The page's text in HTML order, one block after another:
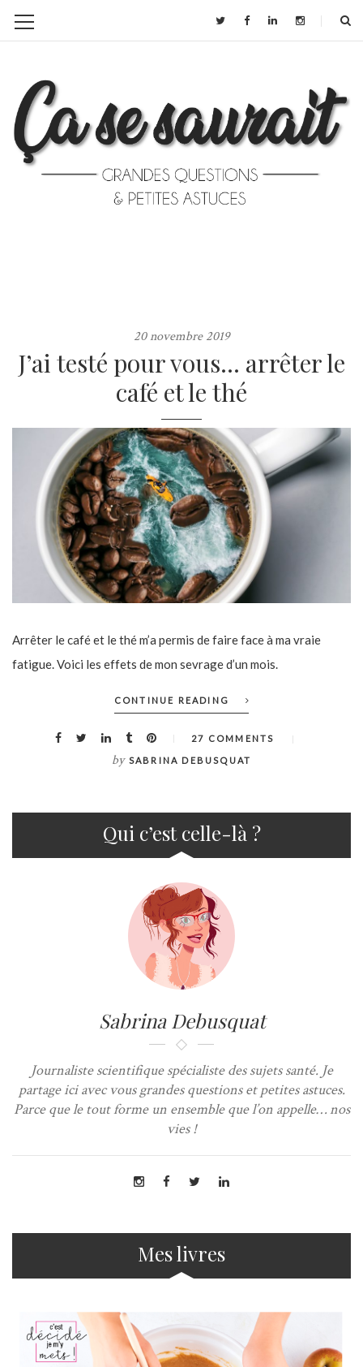
20 novembre 2019
J’ai testé pour vous… arrêter le
café et le thé
Arrêter le café et le thé m’a permis de faire face à ma vraie
fatigue. Voici les effets de mon sevrage d’un mois.
CONTINUE READING
27 COMMENTS
by SABRINA DEBUSQUAT
Qui c’est celle-là ?
Sabrina Debusquat
Journaliste scientifique spécialiste des sujets santé. Je
partage ici avec vous grandes questions et petites astuces.
Parce que le tout forme un ensemble que l’on appelle… nos
vies !
Mes livres